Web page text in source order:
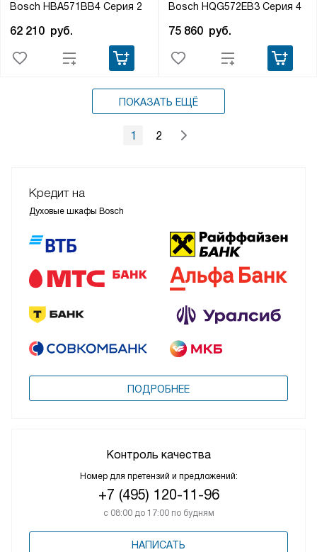
Bosch HBA571BB4 Серия 2
62 210 руб.
Bosch HQG572EB3 Серия 4
75 860 руб.
ПОКАЗАТЬ ЕЩЁ
1 2
Кредит на
Духовые шкафы Bosch
ПОДРОБНЕЕ
Контроль качества
Номер для претензий и предложений:
+7 (495) 120-11-96
с 08:00 до 17:00 по будням
НАПИСАТЬ